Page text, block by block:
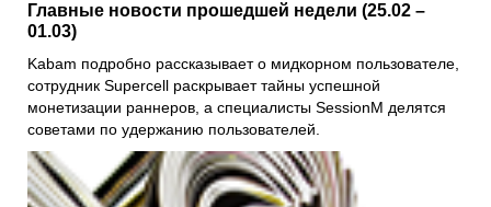
Главные новости прошедшей недели (25.02 –
01.03)
Kabam подробно рассказывает о мидкорном пользователе,
сотрудник Supercell раскрывает тайны успешной
монетизации раннеров, а специалисты SessionM делятся
советами по удержанию пользователей.